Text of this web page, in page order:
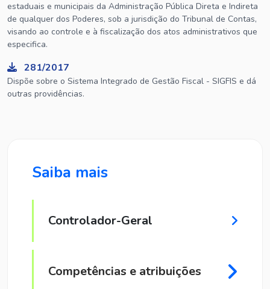
estaduais e municipais da Administração Pública Direta e Indireta
de qualquer dos Poderes, sob a jurisdição do Tribunal de Contas,
visando ao controle e à fiscalização dos atos administrativos que
especifica.
281/2017
Dispõe sobre o Sistema Integrado de Gestão Fiscal - SIGFIS e dá
outras providências.
Saiba mais
Controlador-Geral
Competências e atribuições